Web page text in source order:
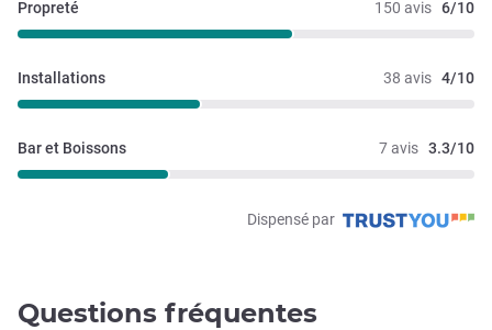
150 avis 6/10
Propreté
38 avis 4/10
Installations
7 avis 3.3/10
Bar et Boissons
Dispensé par
Questions fréquentes